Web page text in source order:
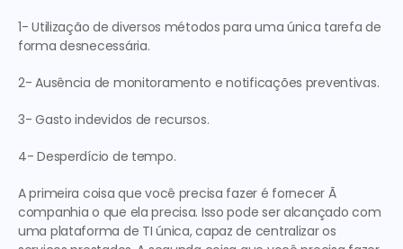
1- Utilização de diversos métodos para uma única tarefa de
forma desnecessária.
2- Ausência de monitoramento e notificações preventivas.
3- Gasto indevidos de recursos.
4- Desperdício de tempo.
A primeira coisa que você precisa fazer é fornecer Ã
companhia o que ela precisa. Isso pode ser alcançado com
uma plataforma de TI única, capaz de centralizar os